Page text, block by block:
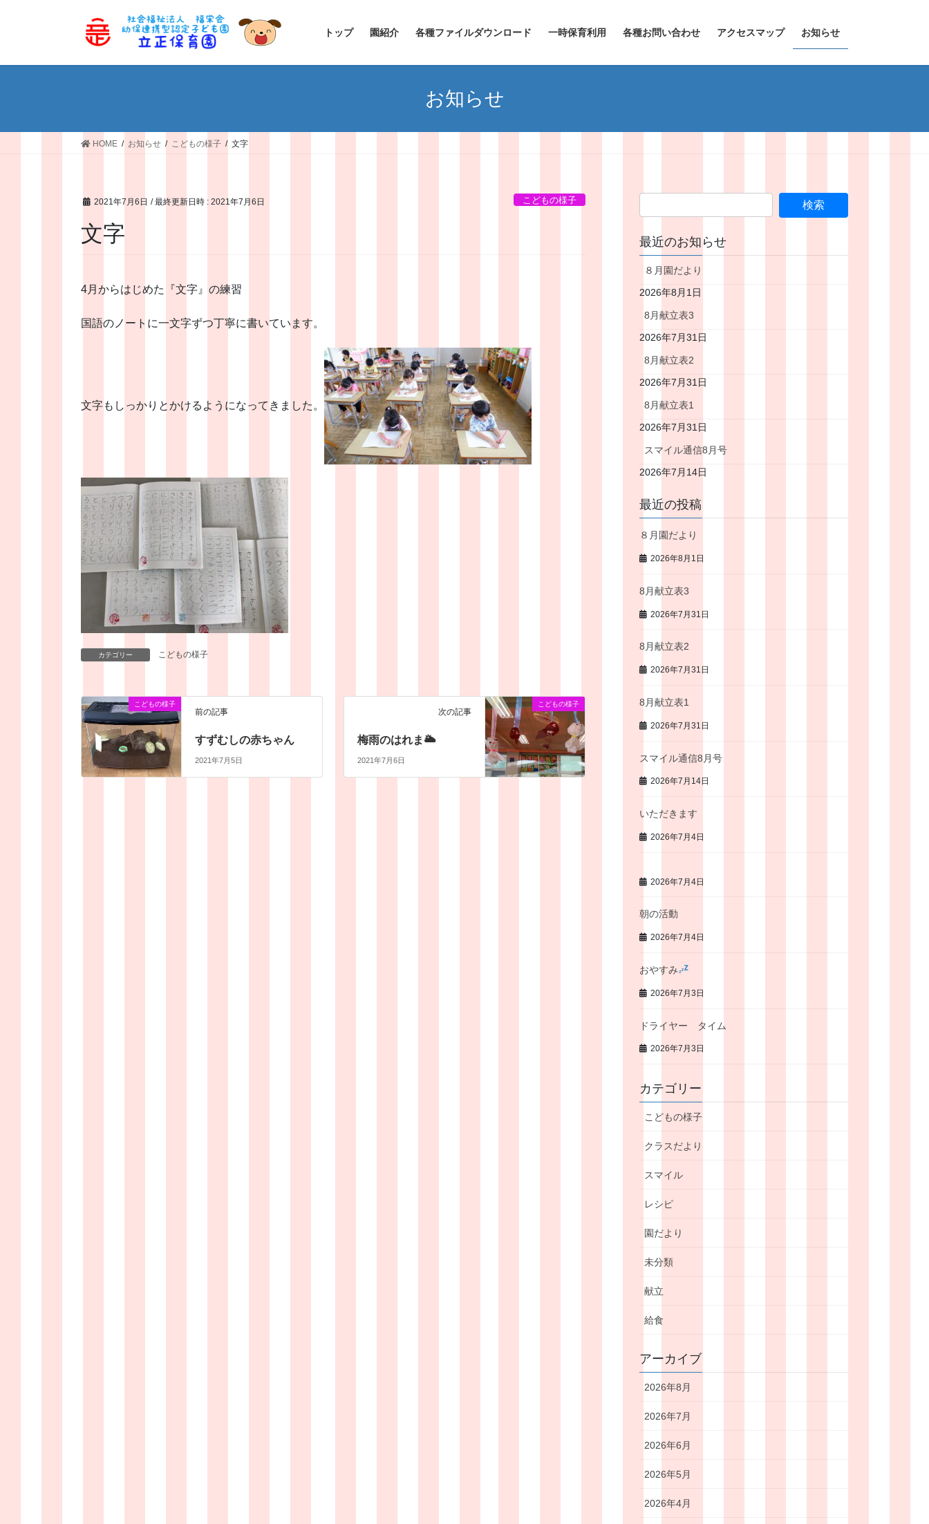
トップ 園紹介 各種ファイルダウンロード 一時保育利用 各種お問い合わせ アクセスマップ お知らせ
お知らせ
HOME お知らせ こどもの様子 文字
2021年7月6日 / 最終更新日時 : 2021年7月6日 こどもの様子
文字
4月からはじめた『文字』の練習
国語のノートに一文字ずつ丁寧に書いています。
文字もしっかりとかけるようになってきました。
カテゴリー こどもの様子
こどもの様子
前の記事
すずむしの赤ちゃん
2021年7月5日
こどもの様子
次の記事
梅雨のはれま🌥
2021年7月6日
最近のお知らせ
８月園だより
2026年8月1日
8月献立表3
2026年7月31日
8月献立表2
2026年7月31日
8月献立表1
2026年7月31日
スマイル通信8月号
2026年7月14日
最近の投稿
８月園だより
2026年8月1日
8月献立表3
2026年7月31日
8月献立表2
2026年7月31日
8月献立表1
2026年7月31日
スマイル通信8月号
2026年7月14日
いただきます
2026年7月4日
2026年7月4日
朝の活動
2026年7月4日
おやすみ
2026年7月3日
ドライヤー タイム
2026年7月3日
カテゴリー
こどもの様子
クラスだより
スマイル
レシピ
園だより
未分類
献立
給食
アーカイブ
2026年8月
2026年7月
2026年6月
2026年5月
2026年4月